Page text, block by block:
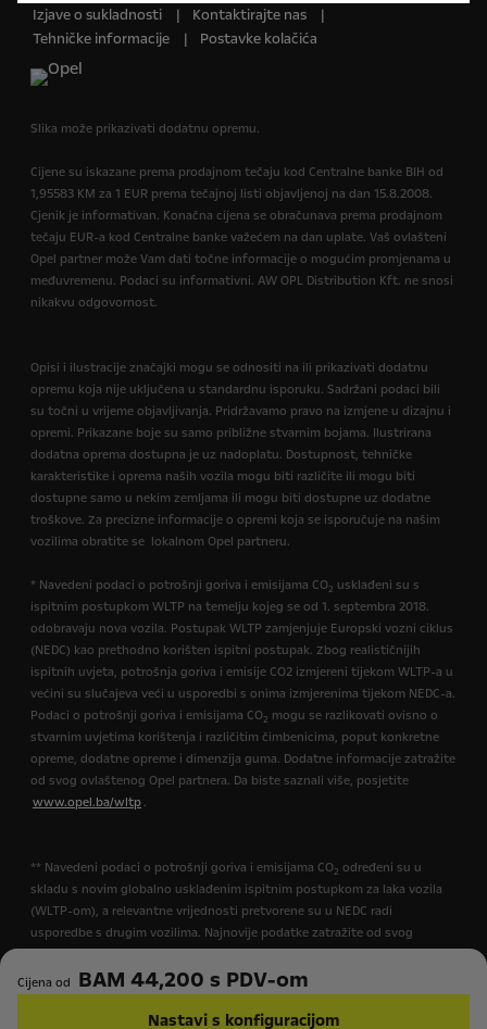
Cijena od BAM 44,200 s PDV-om
Nastavi s konfiguracijom
Izjave o sukladnosti
Kontaktirajte nas
Tehničke informacije
Postavke kolačića
Slika može prikazivati dodatnu opremu.
Cijene su iskazane prema prodajnom tečaju kod Centralne banke BIH od
1,95583 KM za 1 EUR prema tečajnoj listi objavljenoj na dan 15.8.2008.
Cjenik je informativan. Konačna cijena se obračunava prema prodajnom
tečaju EUR-a kod Centralne banke važećem na dan uplate. Vaš ovlašteni
Opel partner može Vam dati točne informacije o mogućim promjenama u
međuvremenu. Podaci su informativni. AW OPL Distribution Kft. ne snosi
nikakvu odgovornost.
Opisi i ilustracije značajki mogu se odnositi na ili prikazivati dodatnu
opremu koja nije uključena u standardnu isporuku. Sadržani podaci bili
su točni u vrijeme objavljivanja. Pridržavamo pravo na izmjene u dizajnu i
opremi. Prikazane boje su samo približne stvarnim bojama. Ilustrirana
dodatna oprema dostupna je uz nadoplatu. Dostupnost, tehničke
karakteristike i oprema naših vozila mogu biti različite ili mogu biti
dostupne samo u nekim zemljama ili mogu biti dostupne uz dodatne
troškove. Za precizne informacije o opremi koja se isporučuje na našim
vozilima obratite se lokalnom Opel partneru.
* Navedeni podaci o potrošnji goriva i emisijama CO2 usklađeni su s
ispitnim postupkom WLTP na temelju kojeg se od 1. septembra 2018.
odobravaju nova vozila. Postupak WLTP zamjenjuje Europski vozni ciklus
(NEDC) kao prethodno korišten ispitni postupak. Zbog realističnijih
ispitnih uvjeta, potrošnja goriva i emisije CO2 izmjereni tijekom WLTP-a u
većini su slučajeva veći u usporedbi s onima izmjerenima tijekom NEDC-a.
Podaci o potrošnji goriva i emisijama CO2 mogu se razlikovati ovisno o
stvarnim uvjetima korištenja i različitim čimbenicima, poput konkretne
opreme, dodatne opreme i dimenzija guma. Dodatne informacije zatražite
od svog ovlaštenog Opel partnera. Da biste saznali više, posjetite
www.opel.ba/wltp .
** Navedeni podaci o potrošnji goriva i emisijama CO2 određeni su u
skladu s novim globalno usklađenim ispitnim postupkom za laka vozila
(WLTP-om), a relevantne vrijednosti pretvorene su u NEDC radi
usporedbe s drugim vozilima. Najnovije podatke zatražite od svog
upotrebu i uvjete vožnje, opremu ni dodatke i mogu se razlikovati ovisno
o dimenzijama guma.